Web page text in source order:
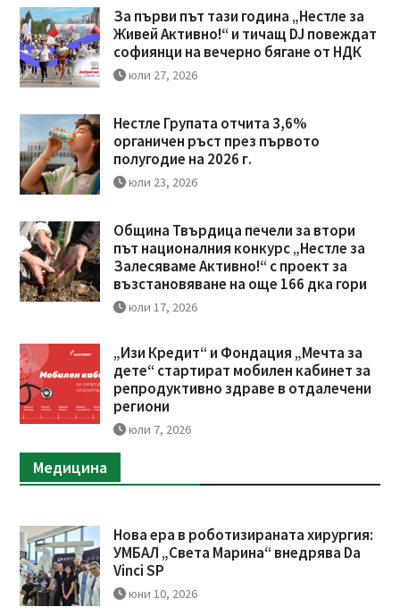
За първи път тази година „Нестле за
Живей Активно!“ и тичащ DJ повеждат
софиянци на вечерно бягане от НДК
юли 27, 2026
Нестле Групата отчита 3,6%
органичен ръст през първото
полугодие на 2026 г.
юли 23, 2026
Община Твърдица печели за втори
път националния конкурс „Нестле за
Залесяваме Активно!“ с проект за
възстановяване на още 166 дка гори
юли 17, 2026
„Изи Кредит“ и Фондация „Мечта за
дете“ стартират мобилен кабинет за
репродуктивно здраве в отдалечени
региони
юли 7, 2026
Медицина
Нова ера в роботизираната хирургия:
УМБАЛ „Света Марина“ внедрява Da
Vinci SP
юни 10, 2026